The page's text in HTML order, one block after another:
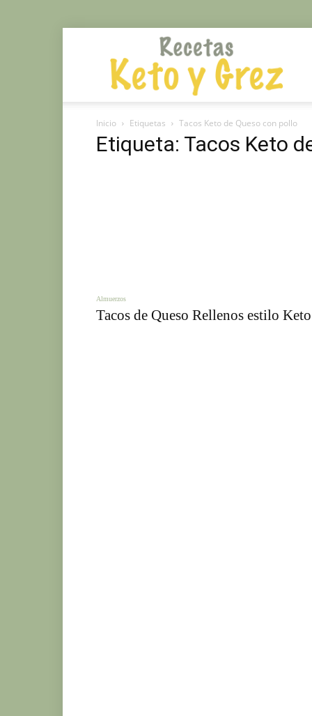
Inicio Etiquetas Tacos Keto de Queso con pollo
Etiqueta: Tacos Keto
Almuerzos
Tacos de Queso Rellenos estilo Keto